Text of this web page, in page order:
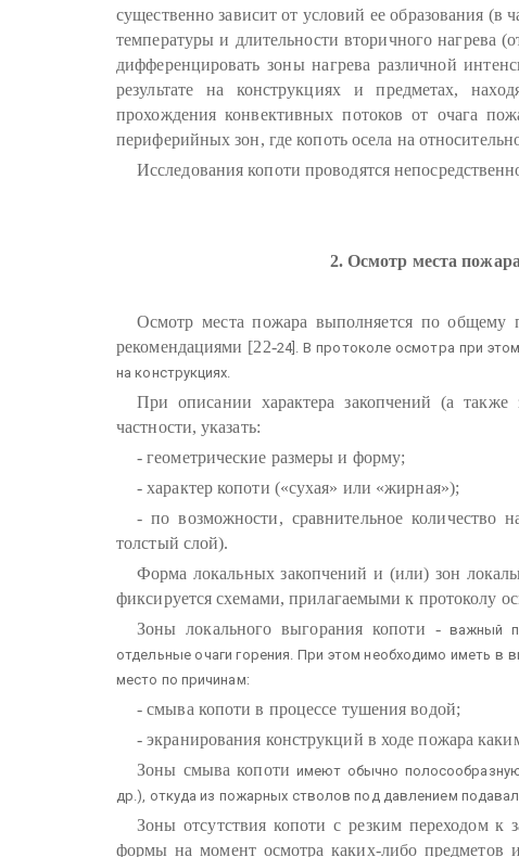
существенно зависит от условий ее образования (в
температуры и длительности вторичного нагрева
дифференцировать зоны нагрева различной
результате на конструкциях и предметах,
прохождения конвективных потоков от очага
периферийных зон, где копоть осела на
Исследования копоти проводятся
2. Осмотр места
Осмотр места пожара выполняется по общему
рекомендациями [22-24]. В протоколе осмотра при
на конструкциях.
При описании характера закопчений (а также
частности, указать:
- геометрические размеры и форму;
- характер копоти («сухая» или «жирная»);
- по возможности, сравнительное
толстый слой).
Форма локальных закопчений и (или) зон
фиксируется схемами, прилагаемыми к протоколу
Зоны локального выгорания копоти -важный
отдельные очаги горения. При этом необходимо иметь в
место по причинам:
- смыва копоти в процессе тушения водой;
- экранирования конструкций в ходе пожара
Зоны смыва копотиимеют обычно
др.), откуда из пожарных стволов под давлением
Зоны отсутствия копоти с резким переходом к
формы на момент осмотра каких-либо предметов